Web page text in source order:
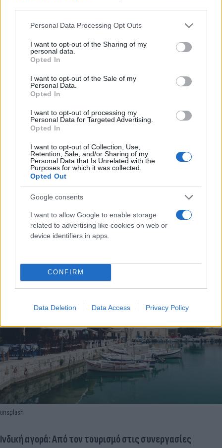
Please note that this website/app uses one or more Google
not limited to your visit or usage behaviour. You may click to
grant or deny consent to Google and its third-party tags to
use your data for below specified purposes in below Google
consent section.
Personal Data Processing Opt Outs
I want to opt-out of the Sharing of my
personal data.
Opted In
I want to opt-out of the Sale of my
Personal Data.
Opted In
I want to opt-out of processing my
Personal Data for Targeted Advertising.
Opted In
I want to opt-out of Collection, Use,
Retention, Sale, and/or Sharing of my
Personal Data that Is Unrelated with the
Purposes for which it was collected.
Opted Out
Google consents
I want to allow Google to enable storage
related to advertising like cookies on web or
device identifiers in apps.
CONFIRM
Data Deletion Data Access Privacy Policy
Wedding industry με… κρητική υπογραφή
Σύμφωνα με τα στοιχεία που παρουσιάστηκαν,
στην περιοχή δραστηριοποιούνται περίπου 15
στη διοργάνωση γαμήλιων εκδηλώσεων σε
διαφορετικά σημεία του προορισμού.
Η στρατηγική, όπως τονίστηκε, είναι η δημιουργία
ικανής να προσελκύσει διεθνή events υψηλής
unsplash
Ινδική αγορά: Από τον τουρισμό στις συνεργασίες